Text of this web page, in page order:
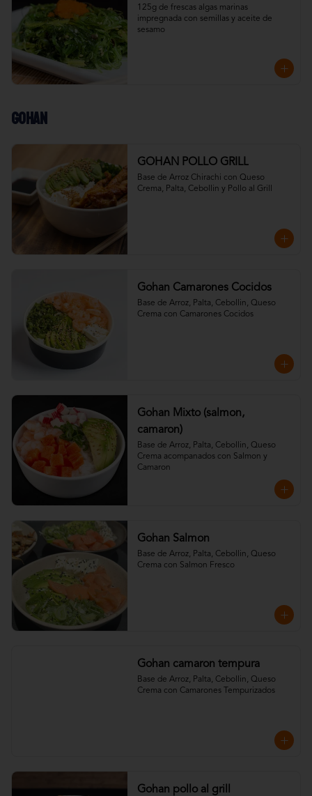
125g de frescas algas marinas
impregnada con semillas y aceite de
sesamo
Gohan
GOHAN POLLO GRILL
Base de Arroz Chirachi con Queso
Crema, Palta, Cebollin y Pollo al Grill
Gohan Camarones Cocidos
Base de Arroz, Palta, Cebollin, Queso
Crema con Camarones Cocidos
Gohan Mixto (salmon,
camaron)
Base de Arroz, Palta, Cebollin, Queso
Crema acompanados con Salmon y
Camaron
Gohan Salmon
Base de Arroz, Palta, Cebollin, Queso
Crema con Salmon Fresco
Gohan camaron tempura
Base de Arroz, Palta, Cebollin, Queso
Crema con Camarones Tempurizados
Gohan pollo al grill